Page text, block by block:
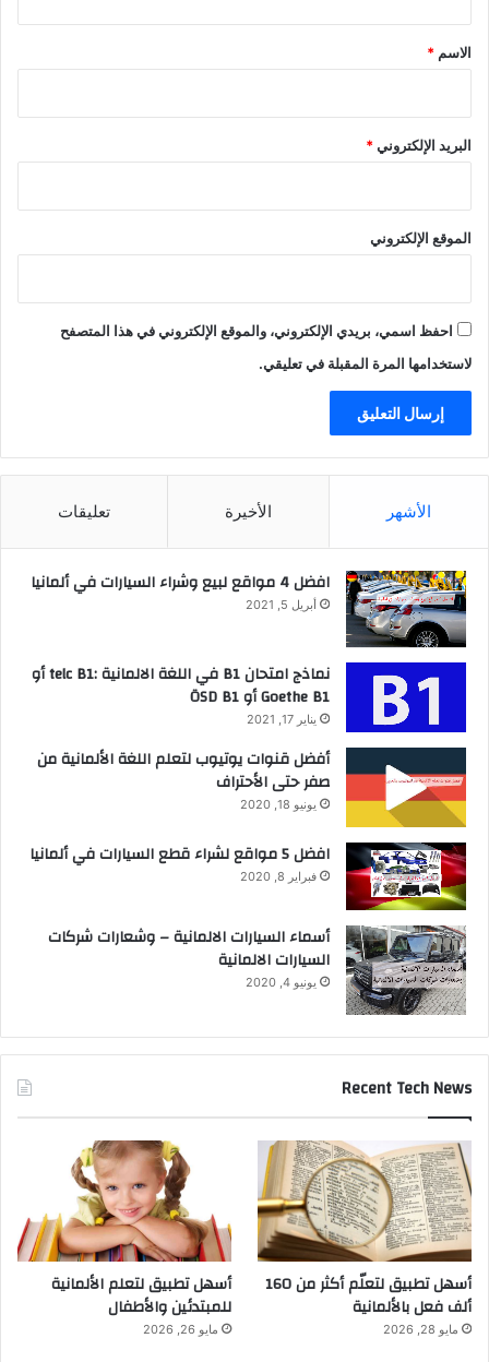
*
الاسم *
البريد الإلكتروني*
الموقع الإلكتروني
احفظ اسمي، بريدي الإلكتروني، والموقع الإلكتروني في هذا المتصفح
لاستخدامها المرة المقبلة في تعليقي.
الأشهر الأخيرة تعليقات
افضل 4 مواقع لبيع وشراء السيارات في ألمانيا
أبريل 5, 2021
نماذج امتحان B1 في اللغة الالمانية :telc B1 أو
Goethe B1 أو ÖSD B1
يناير 17, 2021
أفضل قنوات يوتيوب لتعلم اللغة الألمانية من
صفر حتى الأحتراف
يونيو 18, 2020
افضل 5 مواقع لشراء قطع السيارات في ألمانيا
فبراير 8, 2020
أسماء السيارات الالمانية – وشعارات شركات
السيارات الالمانية
يونيو 4, 2020
Recent Tech News
أسهل تطبيق لتعلّم أكثر من 160
ألف فعل بالألمانية
مايو 28, 2026
أسهل تطبيق لتعلم الألمانية
للمبتدئين والأطفال
مايو 26, 2026